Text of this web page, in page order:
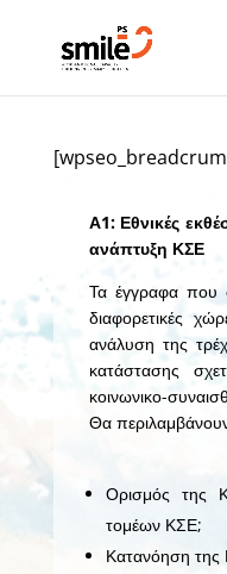
Α1: Εθνικές
ανάπτυξη ΚΣΕ
Τα έγγραφα που
διαφορετικές
ανάλυση της
κατάστασης
κοινωνικο-
Θα
Ορισμός της
τομέων ΚΣΕ;
Κατανόηση της